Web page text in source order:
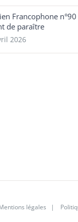
Francophone n°90
de paraître
2026
légales |